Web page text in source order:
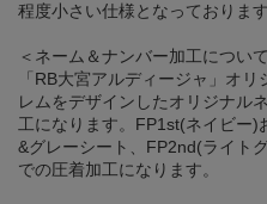
程度小さい仕様となっております
＜ネーム＆ナンバー加工につい
「RB大宮アルディージャ」オ
レムをデザインしたオリジナル
工になります。FP1st(ネイビー)
&グレーシート、FP2nd(ライト
での圧着加工になります。